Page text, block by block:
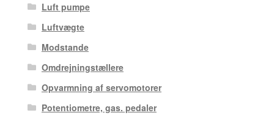
Luft pumpe
Luftvægte
Modstande
Omdrejningstællere
Opvarmning af servomotorer
Potentiometre, gas. pedaler